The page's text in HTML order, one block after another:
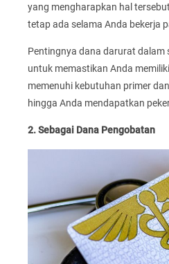
yang mengharapkan hal
tetap ada selama Anda bekerja
Pentingnya dana darurat dalam
untuk memastikan Anda
memenuhi kebutuhan primer
hingga Anda mendapatkan
2. Sebagai Dana Pengobatan